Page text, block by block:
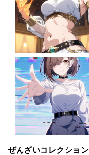
13
13
ぜんざいコレクション